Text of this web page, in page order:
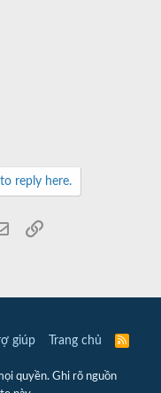
reply here.
Email
giúp Trang chủ
R
quyền. Ghi rõ nguồn